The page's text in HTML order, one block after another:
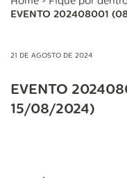
EVENTO 202408001
21 DE AGOSTO DE 2024
EVENTO
15/08/2024)